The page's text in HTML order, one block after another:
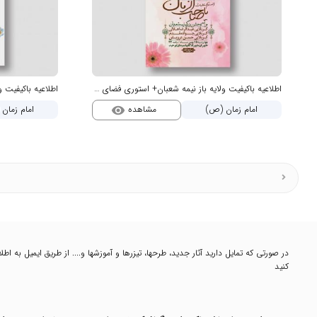
اطلاعیه باکیفیت ولایه باز نیمه شعبان+ استوری فضای مجازی
امام زمان (ص)
مشاهده visibility
امام
در صورتی که تمایل دارید آثار جدید، طرحها، تیزرها و آموزشها و.... از طریق ایمیل به
کنید